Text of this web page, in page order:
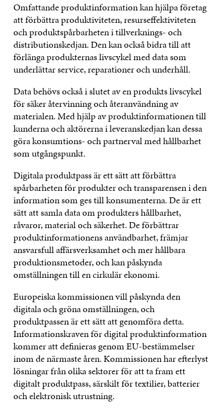
Omfattande produktinformation kan hjälpa företag
att förbättra produktiviteten, resurseffektiviteten
och produktspårbarheten i tillverknings- och
distributionskedjan. Den kan också bidra till att
förlänga produkternas livscykel med data som
underlättar service, reparationer och underhåll.
Data behövs också i slutet av en produkts livscykel
för säker återvinning och återanvändning av
materialen. Med hjälp av produktinformationen till
kunderna och aktörerna i leveranskedjan kan dessa
göra konsumtions- och partnerval med hållbarhet
som utgångspunkt.
Digitala produktpass är ett sätt att förbättra
spårbarheten för produkter och transparensen i den
information som ges till konsumenterna. De är ett
sätt att samla data om produkters hållbarhet,
råvaror, material och säkerhet. De förbättrar
produktinformationens användbarhet, främjar
ansvarsfull affärsverksamhet och mer hållbara
produktionsmetoder, och kan påskynda
omställningen till en cirkulär ekonomi.
Europeiska kommissionen vill påskynda den
digitala och gröna omställningen, och
produktpassen är ett sätt att genomföra detta.
Informationskraven för digital produktinformation
kommer att definieras genom EU-bestämmelser
inom de närmaste åren. Kommissionen har efterlyst
lösningar från olika sektorer för att ta fram ett
digitalt produktpass, särskilt för textilier, batterier
och elektronisk utrustning.